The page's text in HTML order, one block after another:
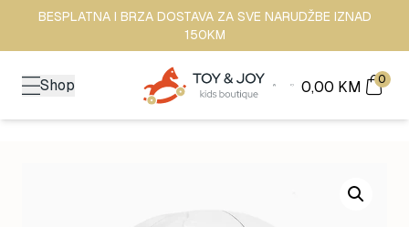
BESPLATNA I BRZA DOSTAVA ZA SVE NARUDŽBE IZNAD
150KM
Shop 0,00 KM 0